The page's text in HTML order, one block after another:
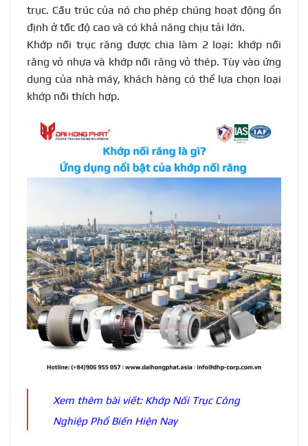
trục. Cấu trúc của nó cho phép chúng hoạt động ổn
định ở tốc độ cao và có khả năng chịu tải lớn.
Khớp nối trục răng được chia làm 2 loại: khớp nối
răng vỏ nhựa và khớp nối răng vỏ thép. Tùy vào ứng
dụng của nhà máy, khách hàng có thể lựa chọn loại
khớp nối thích hợp.
Xem thêm bài viết: Khớp Nối Trục Công
Nghiệp Phổ Biến Hiện Nay